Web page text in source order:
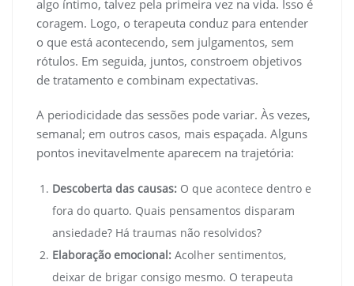
algo íntimo, talvez pela primeira vez na vida. Isso é
coragem. Logo, o terapeuta conduz para entender
o que está acontecendo, sem julgamentos, sem
rótulos. Em seguida, juntos, constroem objetivos
de tratamento e combinam expectativas.
A periodicidade das sessões pode variar. Às vezes,
semanal; em outros casos, mais espaçada. Alguns
pontos inevitavelmente aparecem na trajetória:
Descoberta das causas: O que acontece dentro e
fora do quarto. Quais pensamentos disparam
ansiedade? Há traumas não resolvidos?
Elaboração emocional: Acolher sentimentos,
deixar de brigar consigo mesmo. O terapeuta